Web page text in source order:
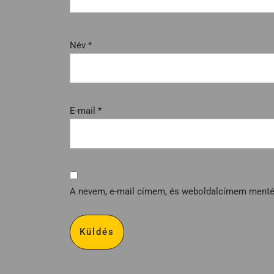
Név *
E-mail *
A nevem, e-mail címem, és weboldalcímem